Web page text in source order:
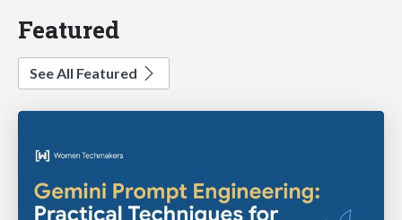
Featured
See All Featured